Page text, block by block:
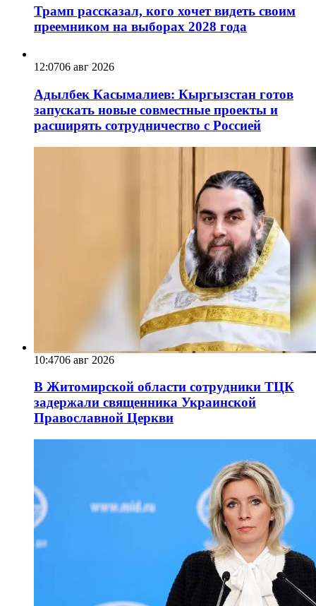
Трамп рассказал, кого хочет видеть своим
преемником на выборах 2028 года
12:0706 авг 2026
Адылбек Касымалиев: Кыргызстан готов
запускать новые совместные проекты и
расширять сотрудничество с Россией
10:4706 авг 2026
В Житомирской области сотрудники ТЦК
задержали священника Украинской
Православной Церкви